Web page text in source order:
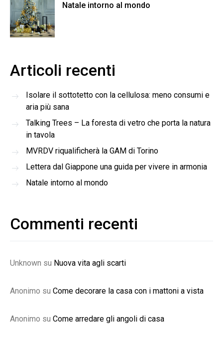
Natale intorno al mondo
Articoli recenti
Isolare il sottotetto con la cellulosa: meno consumi e
aria più sana
Talking Trees – La foresta di vetro che porta la natura
in tavola
MVRDV riqualificherà la GAM di Torino
Lettera dal Giappone una guida per vivere in armonia
Natale intorno al mondo
Commenti recenti
Unknown su Nuova vita agli scarti
Anonimo su Come decorare la casa con i mattoni a vista
Anonimo su Come arredare gli angoli di casa